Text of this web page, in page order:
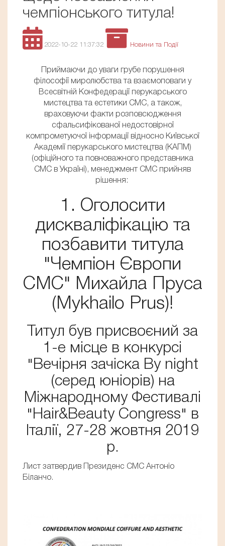
чемпіонського титула!
2022-10-22 11:37:32 Новини та Події
Приймаючи до уваги грубе порушення
філософії миролюбства та взаємоповаги у
Всесвітній Конфедерації перукарського
мистецтва та естетики СМС, а також,
враховуючи факти розповсюдження
сфальсифікованої недостовірної
компрометуючої інформації відносно Київської
Академії перукарського мистецтва (КАПМ)
(офіційного та повноважного представника
СМС в Україні), менеджмент СМС прийняв
рішення:
1. Оголосити
дискваліфікацію та
позбавити титула
"Чемпіон Європи
СМС" Михайла Пруса
(Mykhailo Prus)!
Титул був присвоєний за
1-е місце в конкурсі
"Вечірня зачіска By night
(серед юніорів) на
Міжнародному Фестивалі
"Hair&Beauty Congress" в
Італії, 27-28 жовтня 2019
р.
Лист затвердив Президенс СМС Антоніо
Біланчо.